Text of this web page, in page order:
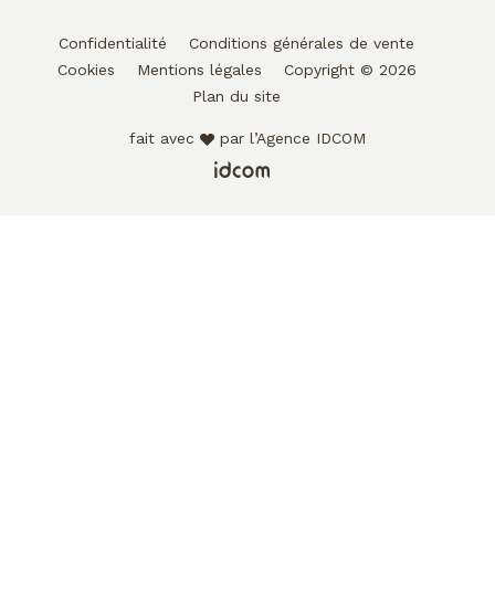
Confidentialité
Conditions générales de vente
Cookies
Mentions légales
Copyright © 2026
Plan du site
fait avec par l’Agence IDCOM